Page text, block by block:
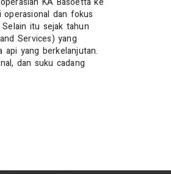
dan fokus
itu sejak tahun
Services) yang
api yang berkelanjutan.
dan suku cadang